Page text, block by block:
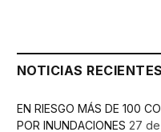
NOTICIAS RECIENTES
EN RIESGO MÁS DE 100
POR INUNDACIONES 27